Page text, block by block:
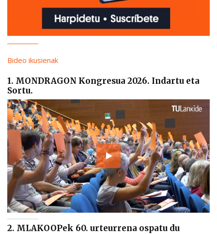
Bideo ikusienak
1. MONDRAGON Kongresua 2026. Indartu eta
Sortu.
2. MLAKOOPek 60. urteurrena ospatu du